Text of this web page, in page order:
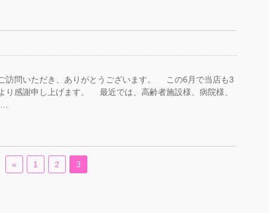
訪問いただき、ありがとうございます。 この6月で当店も3
り感謝申し上げます。 最近では、高齢者施設様、病院様、
« 1 2 3